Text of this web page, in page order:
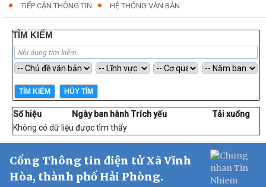
TIẾP CẬN THÔNG TIN HỆ THỐNG VĂN BẢN
TÌM KIẾM
Số hiệu Ngày ban hành Trích yếu
Tải xuống
Không có dữ liệu được tìm thấy
Cổng Thông tin điện tử Xã Vĩnh
Hòa, thành phố Hải Phòng.